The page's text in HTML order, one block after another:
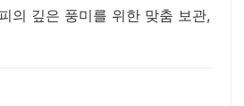
의 깊은 풍미를 위한 맞춤 보관,